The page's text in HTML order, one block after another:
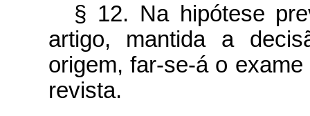
§ 12. Na hipótese
artigo, mantida a
origem, far-se-á o
revista.